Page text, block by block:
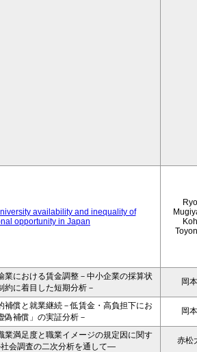
availability and inequality of
opportunity in Japan
業における賃金調整－中小企業の採算状
約に着目した短期分析－
岡
補償と就業継続－低賃金・高負担下にお
偽補償」の実証分析－
岡
業満足度と職業イメージの規定因に関す
会調査の二次分析を通して―
赤松